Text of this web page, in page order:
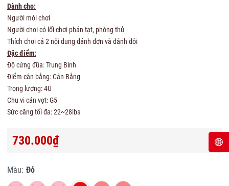
Dành cho:
Người mới chơi
Người chơi có lối chơi phản tạt, phòng thủ
Thích chơi cả 2 nội dung đánh đơn và đánh đôi
Đặc điểm:
Độ cứng đũa: Trung Bình
Điểm cân bằng: Cân Bằng
Trọng lượng: 4U
Chu vi cán vợt: G5
Sức căng tối đa: 22~28lbs
730.000₫
Màu: Đỏ